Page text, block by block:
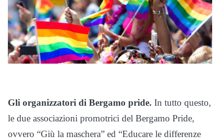
Gli organizzatori di Bergamo pride. In tutto questo,
le due associazioni promotrici del Bergamo Pride,
ovvero “Giù la maschera” ed “Educare le differenze